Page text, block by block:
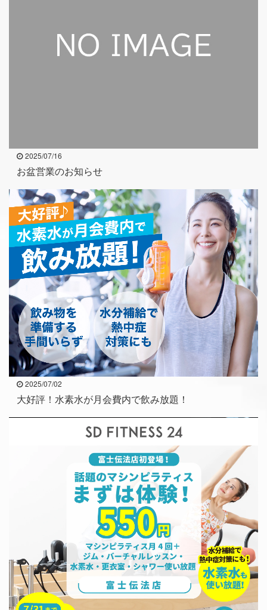
2025/07/16
お盆営業のお知らせ
2025/07/02
大好評！水素水が月会費内で飲み放題！